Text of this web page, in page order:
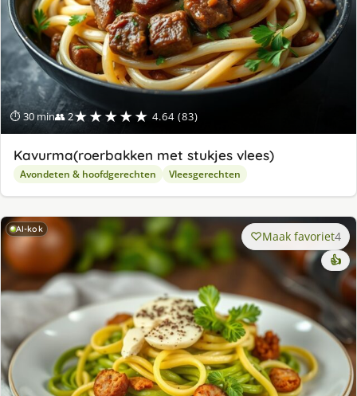
⏱ 30 min👥 2★★★★★ 4.64 (83)
Kavurma(roerbakken met stukjes vlees)
Avondeten & hoofdgerechten Vleesgerechten
AI-kok Maak favoriet4
👍